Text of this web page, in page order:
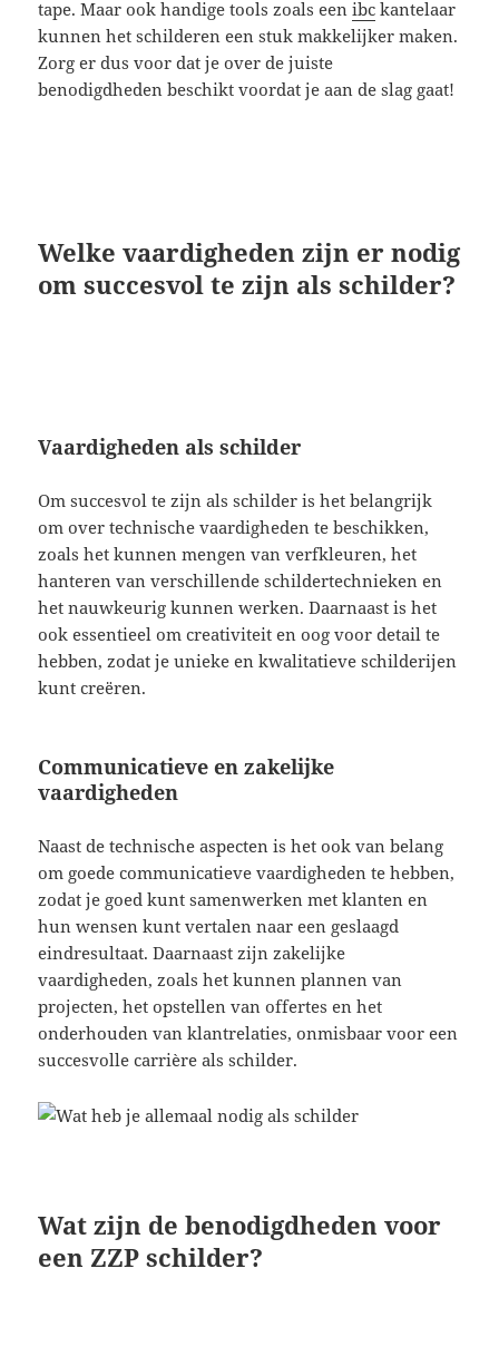
tape. Maar ook handige tools zoals eenibc kantelaar
kunnen het schilderen een stuk makkelijker maken.
Zorg er dus voor dat je over de juiste
benodigdheden beschikt voordat je aan de slag gaat!
Welke vaardigheden zijn er nodig
om succesvol te zijn als schilder?
Vaardigheden als schilder
Om succesvol te zijn als schilder is het belangrijk
om over technische vaardigheden te beschikken,
zoals het kunnen mengen van verfkleuren, het
hanteren van verschillende schildertechnieken en
het nauwkeurig kunnen werken. Daarnaast is het
ook essentieel om creativiteit en oog voor detail te
hebben, zodat je unieke en kwalitatieve schilderijen
kunt creëren.
Communicatieve en zakelijke
vaardigheden
Naast de technische aspecten is het ook van belang
om goede communicatieve vaardigheden te hebben,
zodat je goed kunt samenwerken met klanten en
hun wensen kunt vertalen naar een geslaagd
eindresultaat. Daarnaast zijn zakelijke
vaardigheden, zoals het kunnen plannen van
projecten, het opstellen van offertes en het
onderhouden van klantrelaties, onmisbaar voor een
succesvolle carrière als schilder.
Wat zijn de benodigdheden voor
een ZZP schilder?